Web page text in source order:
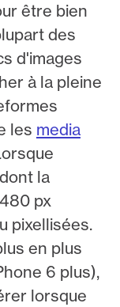
être bien
des
d'images
à la pleine
les media
la
px
pixellisées.
en plus
6 plus),
lorsque